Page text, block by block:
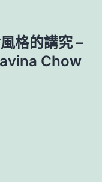
格的講究 –
Chow